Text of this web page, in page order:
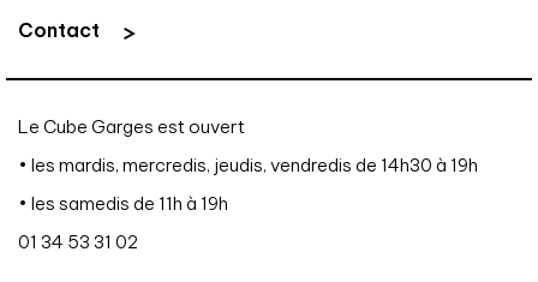
Contact
Le Cube Garges est ouvert
• les mardis, mercredis, jeudis, vendredis de 14h30 à 19h
• les samedis de 11h à 19h
01 34 53 31 02